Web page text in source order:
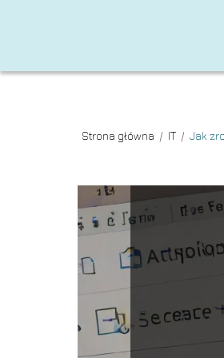
Strona główna / IT / Jak